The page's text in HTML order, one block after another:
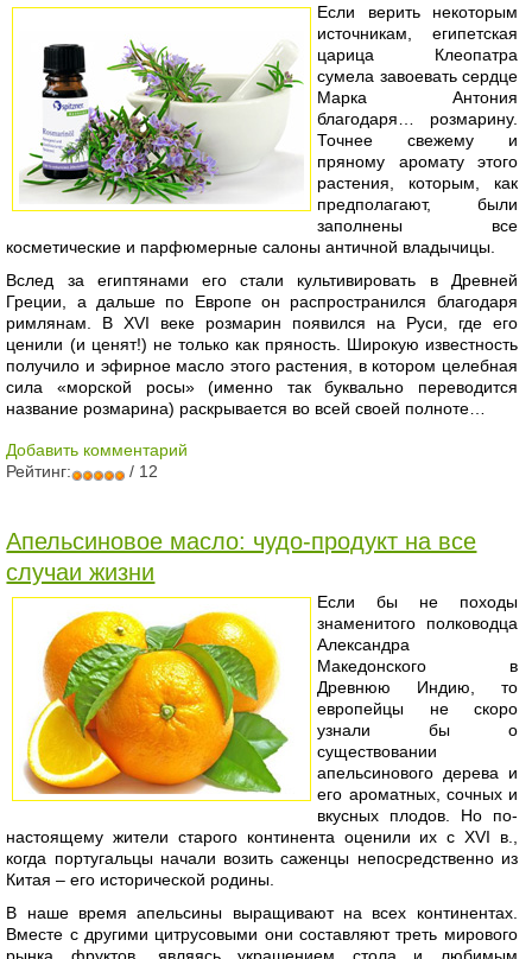
Если верить некоторым
источникам, египетская
царица Клеопатра
сумела завоевать сердце
Марка Антония
благодаря… розмарину.
Точнее свежему и
пряному аромату этого
растения, которым, как
предполагают, были
заполнены все
косметические и парфюмерные салоны античной владычицы.
Вслед за египтянами его стали культивировать в Древней
Греции, а дальше по Европе он распространился благодаря
римлянам. В XVI веке розмарин появился на Руси, где его
ценили (и ценят!) не только как пряность. Широкую известность
получило и эфирное масло этого растения, в котором целебная
сила «морской росы» (именно так буквально переводится
название розмарина) раскрывается во всей своей полноте…
Добавить комментарий
Рейтинг:
/ 12
Апельсиновое масло: чудо-продукт на все
случаи жизни
Если бы не походы
знаменитого полководца
Александра
Македонского в
Древнюю Индию, то
европейцы не скоро
узнали бы о
существовании
апельсинового дерева и
его ароматных, сочных и
вкусных плодов. Но по-
настоящему жители старого континента оценили их с XVI в.,
когда португальцы начали возить саженцы непосредственно из
Китая – его исторической родины.
В наше время апельсины выращивают на всех континентах.
Вместе с другими цитрусовыми они составляют треть мирового